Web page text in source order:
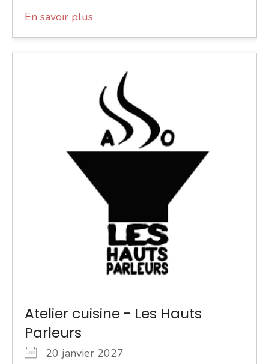
En savoir plus
Atelier cuisine - Les Hauts
Parleurs
20 janvier 2027